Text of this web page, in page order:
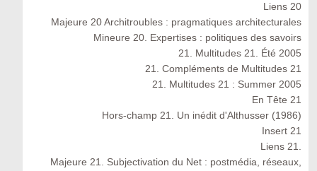
Liens 20
Majeure 20 Architroubles : pragmatiques architecturales
Mineure 20. Expertises : politiques des savoirs
21. Multitudes 21. Été 2005
21. Compléments de Multitudes 21
21. Multitudes 21 : Summer 2005
En Tête 21
Hors-champ 21. Un inédit d'Althusser (1986)
Insert 21
Liens 21.
Majeure 21. Subjectivation du Net : postmédia, réseaux,